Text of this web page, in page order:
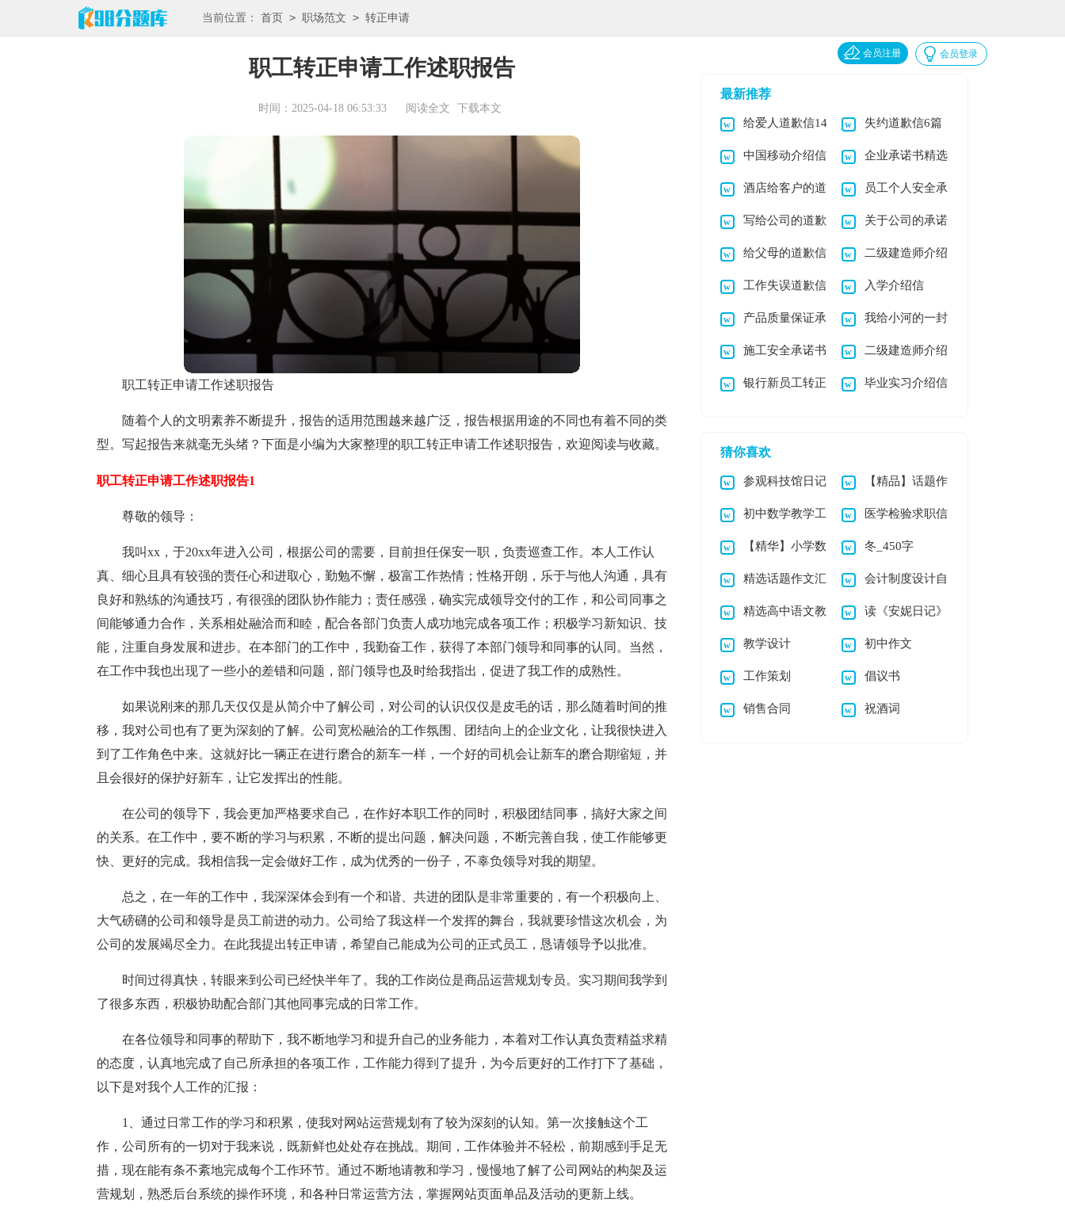
当前位置： 首页 > 职场范文 > 转正申请
会员登录
会员注册
职工转正申请工作述职报告
时间：2025-04-18 06:53:33 阅读全文 下载本文
职工转正申请工作述职报告
随着个人的文明素养不断提升，报告的适用范围越来越广泛，报告根据用途的不同也有着不同的类
型。写起报告来就毫无头绪？下面是小编为大家整理的职工转正申请工作述职报告，欢迎阅读与收藏。
职工转正申请工作述职报告1
尊敬的领导：
我叫xx，于20xx年进入公司，根据公司的需要，目前担任保安一职，负责巡查工作。本人工作认
真、细心且具有较强的责任心和进取心，勤勉不懈，极富工作热情；性格开朗，乐于与他人沟通，具有
良好和熟练的沟通技巧，有很强的团队协作能力；责任感强，确实完成领导交付的工作，和公司同事之
间能够通力合作，关系相处融洽而和睦，配合各部门负责人成功地完成各项工作；积极学习新知识、技
能，注重自身发展和进步。在本部门的工作中，我勤奋工作，获得了本部门领导和同事的认同。当然，
在工作中我也出现了一些小的差错和问题，部门领导也及时给我指出，促进了我工作的成熟性。
如果说刚来的那几天仅仅是从简介中了解公司，对公司的认识仅仅是皮毛的话，那么随着时间的推
移，我对公司也有了更为深刻的了解。公司宽松融洽的工作氛围、团结向上的企业文化，让我很快进入
到了工作角色中来。这就好比一辆正在进行磨合的新车一样，一个好的司机会让新车的磨合期缩短，并
且会很好的保护好新车，让它发挥出的性能。
在公司的领导下，我会更加严格要求自己，在作好本职工作的同时，积极团结同事，搞好大家之间
的关系。在工作中，要不断的学习与积累，不断的提出问题，解决问题，不断完善自我，使工作能够更
快、更好的完成。我相信我一定会做好工作，成为优秀的一份子，不辜负领导对我的期望。
总之，在一年的工作中，我深深体会到有一个和谐、共进的团队是非常重要的，有一个积极向上、
大气磅礴的公司和领导是员工前进的动力。公司给了我这样一个发挥的舞台，我就要珍惜这次机会，为
公司的发展竭尽全力。在此我提出转正申请，希望自己能成为公司的正式员工，恳请领导予以批准。
时间过得真快，转眼来到公司已经快半年了。我的工作岗位是商品运营规划专员。实习期间我学到
了很多东西，积极协助配合部门其他同事完成的日常工作。
在各位领导和同事的帮助下，我不断地学习和提升自己的业务能力，本着对工作认真负责精益求精
的态度，认真地完成了自己所承担的各项工作，工作能力得到了提升，为今后更好的工作打下了基础，
以下是对我个人工作的汇报：
1、通过日常工作的学习和积累，使我对网站运营规划有了较为深刻的认知。第一次接触这个工
作，公司所有的一切对于我来说，既新鲜也处处存在挑战。期间，工作体验并不轻松，前期感到手足无
措，现在能有条不紊地完成每个工作环节。通过不断地请教和学习，慢慢地了解了公司网站的构架及运
营规划，熟悉后台系统的操作环境，和各种日常运营方法，掌握网站页面单品及活动的更新上线。
最新推荐
给爱人道歉信14
篇
失约道歉信6篇
中国移动介绍信 企业承诺书精选
15篇
酒店给客户的道
歉信(11篇)
员工个人安全承
诺书(15篇)
写给公司的道歉
信15篇
关于公司的承诺
书
给父母的道歉信
(15篇)
二级建造师介绍
信(12篇)
工作失误道歉信
15篇
入学介绍信
产品质量保证承
诺书15篇
我给小河的一封
道歉信
施工安全承诺书
精选15篇
二级建造师介绍
信12篇
银行新员工转正 毕业实习介绍信
猜你喜欢
参观科技馆日记 【精品】话题作
文汇总8篇
初中数学教学工
作计划集合6篇
医学检验求职信
集合九篇
【精华】小学数
学作文10篇
冬_450字
精选话题作文汇
总九篇
会计制度设计自
考试题
精选高中语文教
学总结4篇
读《安妮日记》
有感
教学设计 初中作文
工作策划 倡议书
销售合同 祝酒词